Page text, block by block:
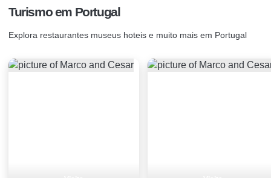
Turismo em Portugal
Explora restaurantes museus hoteis e muito mais em Portugal